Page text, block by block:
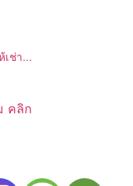
เช่า...
คลิก